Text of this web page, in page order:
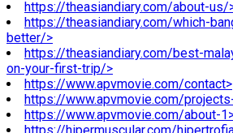
https://theasiandiary.com/about-us/
https://theasiandiary.com/which-
better/>
https://theasiandiary.com/best-
on-your-first-trip/>
https://www.apvmovie.com/contact>
https://www.apvmovie.com/
https://www.apvmovie.com/about-